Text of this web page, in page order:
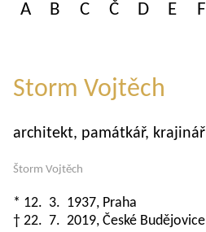
A B C Č D E F
Storm Vojtěch
architekt, památkář, krajinář
Štorm Vojtěch
* 12. 3. 1937, Praha
† 22. 7. 2019, České Budějovice